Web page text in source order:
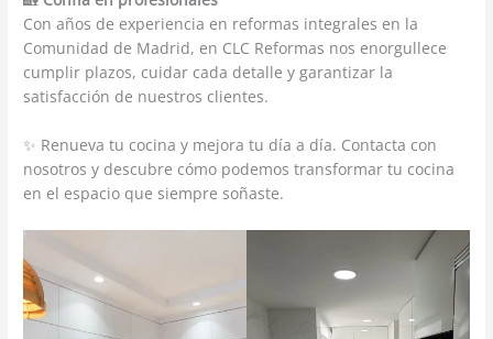
Con años de experiencia en reformas integrales en la
Comunidad de Madrid, en CLC Reformas nos enorgullece
cumplir plazos, cuidar cada detalle y garantizar la
satisfacción de nuestros clientes.
✨ Renueva tu cocina y mejora tu día a día. Contacta con
nosotros y descubre cómo podemos transformar tu cocina
en el espacio que siempre soñaste.